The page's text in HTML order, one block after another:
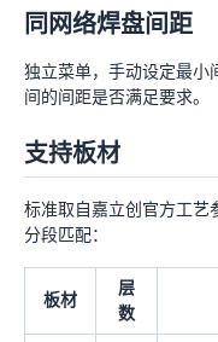
同网络焊盘间距
独立菜单，手动设定最小
间的间距是否满足要求。
支持板材
标准取自嘉立创官方工艺
分段匹配：
板材
层
数